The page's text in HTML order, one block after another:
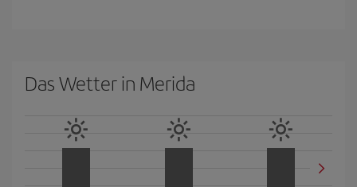
Das Wetter in Merida